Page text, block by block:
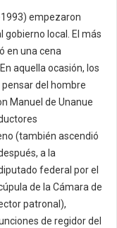
empezaron
local. El más
en una cena
aquella ocasión, los
del hombre
Manuel de Unanue
(también ascendió
a la
federal por el
de la Cámara de
patronal),
de regidor del